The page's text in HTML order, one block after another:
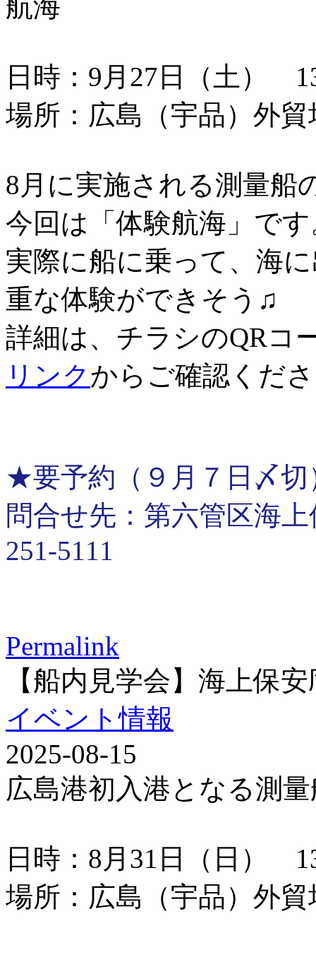
航海
日時：9月27日（土）
場所：広島（宇品）外
8月に実施される測量船
今回は「体験航海」で
実際に船に乗って、海
重な体験ができそう♫
詳細は、チラシのQRコ
リンクからご確認くだ
★要予約（９月７日〆切
問合せ先：第六管区海
251-5111
Permalink
【船内見学会】海上保
イベント情報
2025-08-15
広島港初入港となる測
日時：8月31日（日）
場所：広島（宇品）外